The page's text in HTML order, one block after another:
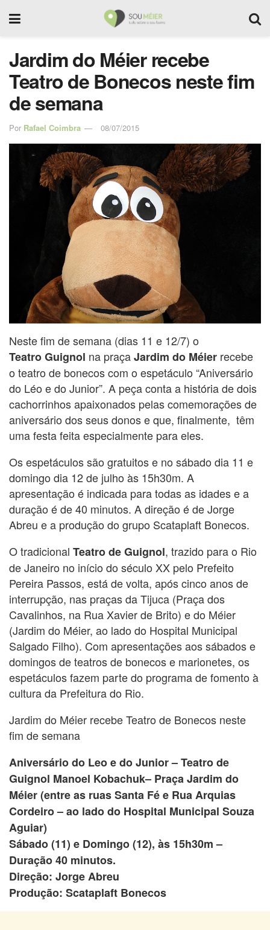
Jardim do Méier recebe
Teatro de Bonecos neste fim
de semana
Por Rafael Coimbra 08/07/2015
Neste fim de semana (dias 11 e 12/7) o
Teatro Guignol na praçaJardim do Méier recebe
o teatro de bonecos com o espetáculo “Aniversário
do Léo e do Junior”. A peça conta a história de dois
cachorrinhos apaixonados pelas comemorações de
aniversário dos seus donos e que, finalmente, têm
uma festa feita especialmente para eles.
Os espetáculos são gratuitos e no sábado dia 11 e
domingo dia 12 de julho às 15h30m. A
apresentação é indicada para todas as idades e a
duração é de 40 minutos. A direção é de Jorge
Abreu e a produção do grupo Scataplaft Bonecos.
O tradicional Teatro de Guignol, trazido para o Rio
de Janeiro no início do século XX pelo Prefeito
Pereira Passos, está de volta, após cinco anos de
interrupção, nas praças da Tijuca (Praça dos
Cavalinhos, na Rua Xavier de Brito) e do Méier
(Jardim do Méier, ao lado do Hospital Municipal
Salgado Filho). Com apresentações aos sábados e
domingos de teatros de bonecos e marionetes, os
espetáculos fazem parte do programa de fomento à
cultura da Prefeitura do Rio.
Jardim do Méier recebe Teatro de Bonecos neste
fim de semana
Aniversário do Leo e do Junior – Teatro de
Guignol Manoel Kobachuk– Praça Jardim do
Méier (entre as ruas Santa Fé e Rua Arquias
Cordeiro – ao lado do Hospital Municipal Souza
Aguiar)
Sábado (11) e Domingo (12), às 15h30m –
Duração 40 minutos.
Direção: Jorge Abreu
Produção: Scataplaft Bonecos